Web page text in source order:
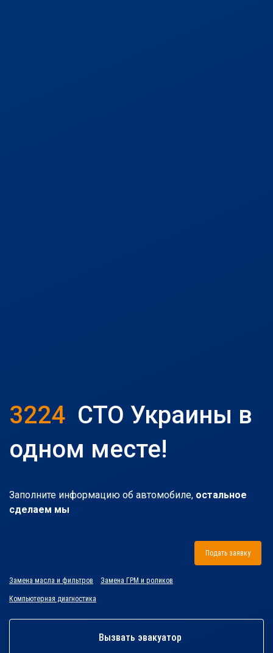
3224 СТО Украины в
одном месте!
Заполните информацию об автомобиле, остальное
сделаем мы
Подать заявку
Замена масла и фильтров Замена ГРМ и роликов
Компьютерная диагностика
Вызвать эвакуатор